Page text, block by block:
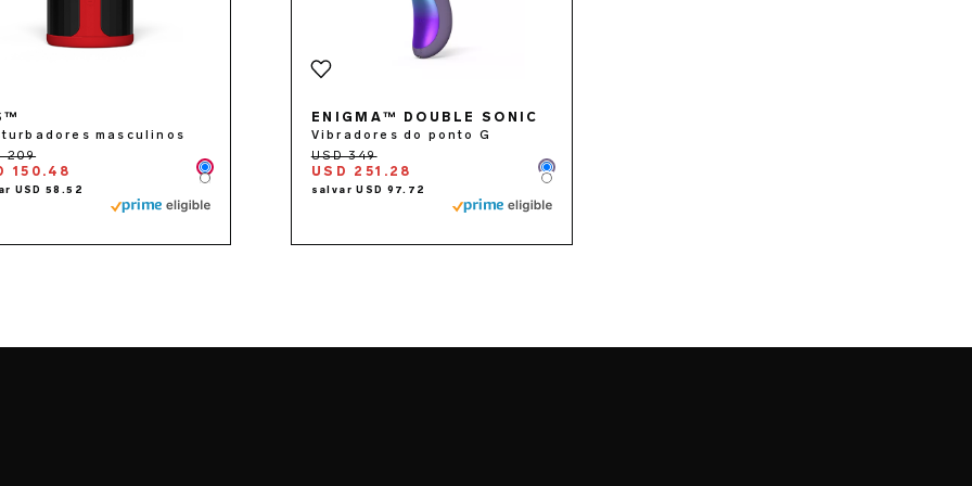
masculinos
150.48 Color
Color
ENIGMA™ DOUBLE SONIC
Vibradores do ponto G
USD 251.28 Color
Color